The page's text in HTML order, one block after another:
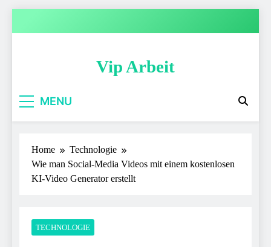
Vip Arbeit
MENU
Home
Technologie
Wie man Social-Media Videos mit einem kostenlosen
KI-Video Generator erstellt
TECHNOLOGIE